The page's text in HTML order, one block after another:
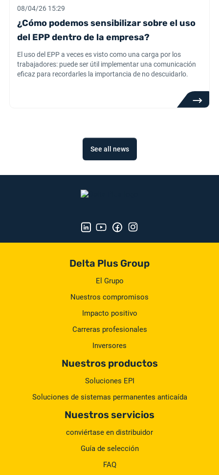
08/04/26 15:29
¿Cómo podemos sensibilizar sobre el uso
del EPP dentro de la empresa?
El uso del EPP a veces es visto como una carga por los
trabajadores: puede ser útil implementar una comunicación
eficaz para recordarles la importancia de no descuidarlo.
See all news
Delta Plus Group
El Grupo
Nuestros compromisos
Impacto positivo
Carreras profesionales
Inversores
Nuestros productos
Soluciones EPI
Soluciones de sistemas permanentes anticaída
Nuestros servicios
conviértase en distribuidor
Guía de selección
FAQ